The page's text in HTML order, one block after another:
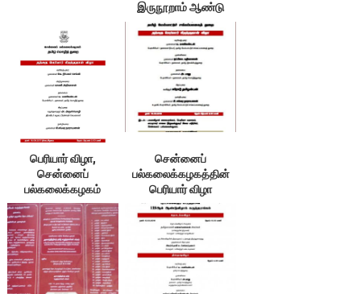
இருநூறாம் ஆண்டு
விழா, சென்னை
பெரியார் விழா,
சென்னைப்
பல்கலைக்கழகம்
சென்னைப்
பல்கலைக்கழகத்தின்
பெரியார் விழா